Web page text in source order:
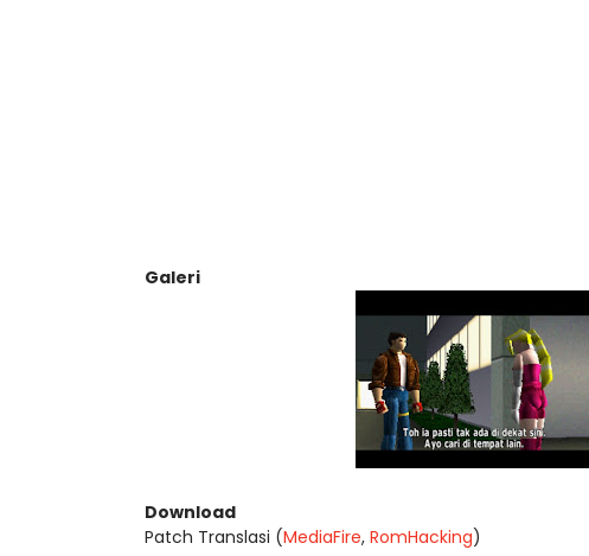
Galeri
Download
Patch Translasi (MediaFire, RomHacking)